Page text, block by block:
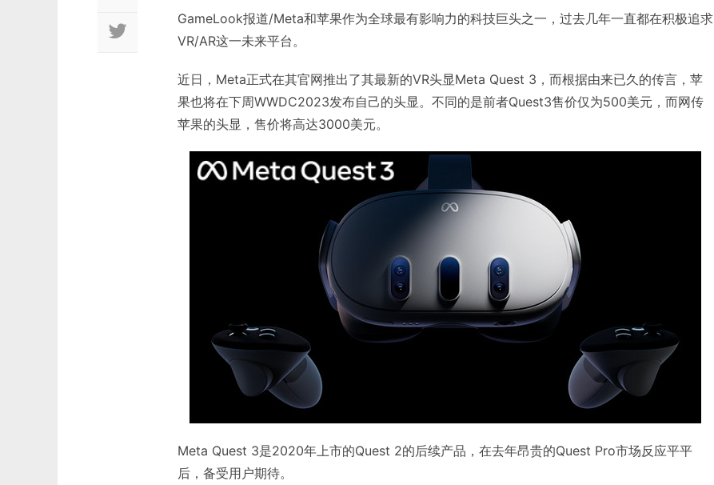
GameLook报道/Meta和苹果作为全球最有影响力的科技巨头之一，过去几年一直都在积极追求
VR/AR这一未来平台。
近日，Meta正式在其官网推出了其最新的VR头显Meta Quest 3，而根据由来已久的传言，苹
果也将在下周WWDC2023发布自己的头显。不同的是前者Quest3售价仅为500美元，而网传
苹果的头显，售价将高达3000美元。
Meta Quest 3是2020年上市的Quest 2的后续产品，在去年昂贵的Quest Pro市场反应平平
后，备受用户期待。